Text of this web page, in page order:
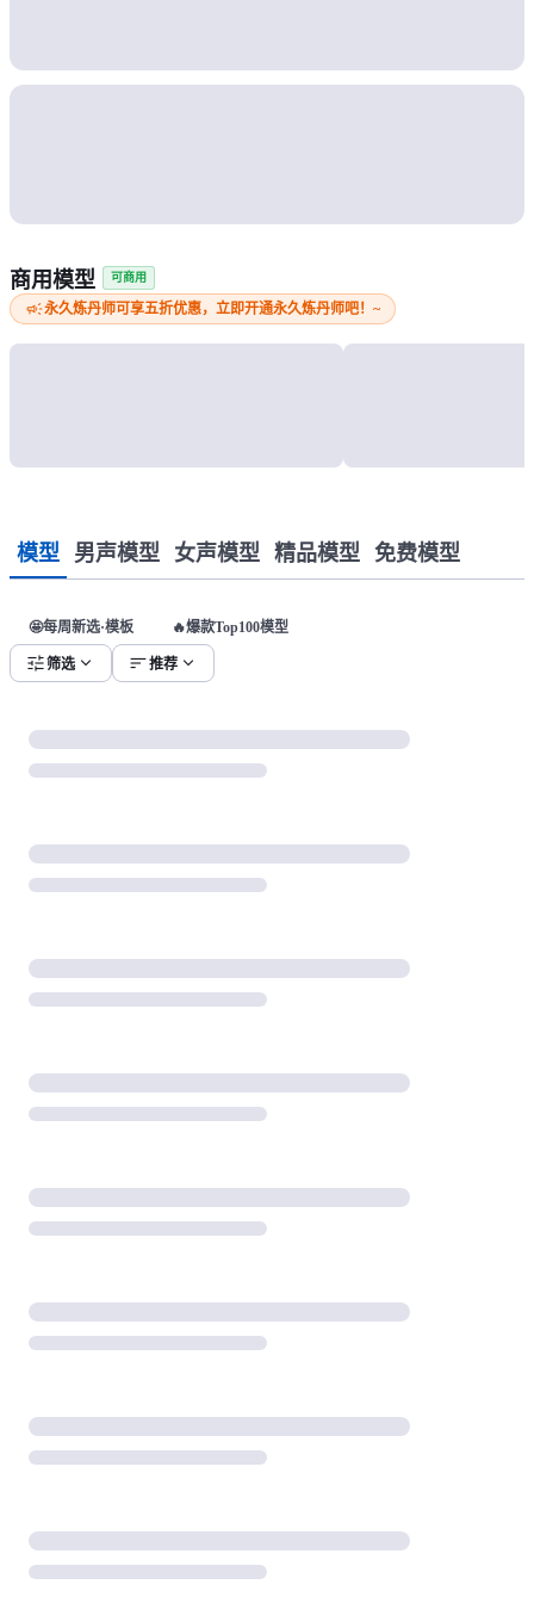
商用模型 可商用
campaign永久炼丹师可享五折优惠，立即开通永久炼丹师吧！~
模型 男声模型 女声模型 精品模型 免费模型
🤩每周新选·模板 🔥爆款Top100模型
tune筛选 expand_more sort推荐 expand_more